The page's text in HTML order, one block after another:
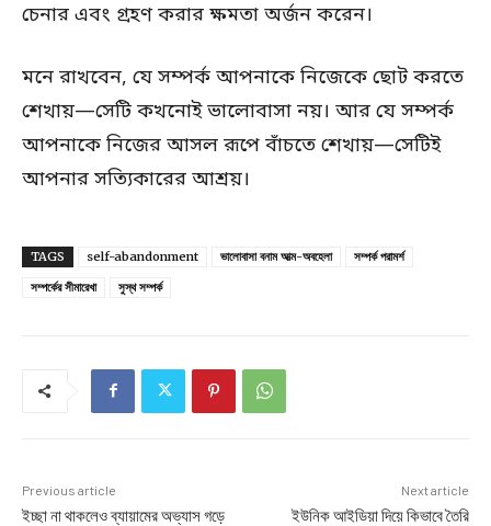
চেনার এবং গ্রহণ করার ক্ষমতা অর্জন করেন।
মনে রাখবেন, যে সম্পর্ক আপনাকে নিজেকে ছোট করতে
শেখায়—সেটি কখনোই ভালোবাসা নয়। আর যে সম্পর্ক
আপনাকে নিজের আসল রূপে বাঁচতে শেখায়—সেটিই
আপনার সত্যিকারের আশ্রয়।
TAGS self-abandonment ভালোবাসা বনাম আত্ম-অবহেলা
সম্পর্ক পরামর্শ
সম্পর্কের সীমারেখা
সুস্থ সম্পর্ক
Previous article
ইচ্ছা না থাকলেও ব্যায়ামের অভ্যাস গড়ে
Next article
ইউনিক আইডিয়া দিয়ে কিভাবে তৈরি